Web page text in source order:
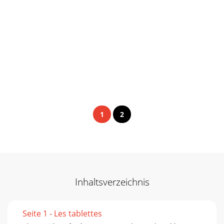
1 2
Inhaltsverzeichnis
Seite 1 - Les tablettes